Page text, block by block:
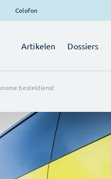
Colofon
Artikelen Dossiers
besteldienst